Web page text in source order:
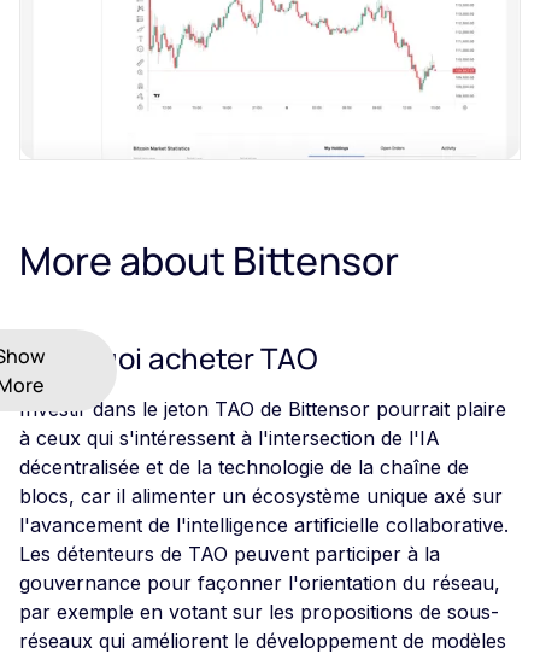
More about Bittensor
Pourquoi acheter TAO
Investir dans le jeton TAO de Bittensor pourrait plaire
à ceux qui s'intéressent à l'intersection de l'IA
décentralisée et de la technologie de la chaîne de
blocs, car il alimenter un écosystème unique axé sur
l'avancement de l'intelligence artificielle collaborative.
Les détenteurs de TAO peuvent participer à la
gouvernance pour façonner l'orientation du réseau,
par exemple en votant sur les propositions de sous-
réseaux qui améliorent le développement de modèles